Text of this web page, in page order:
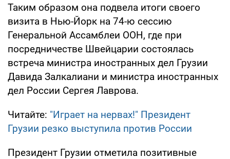
Таким образом она подвела итоги своего
визита в Нью-Йорк на 74-ю сессию
Генеральной Ассамблеи ООН, где при
посредничестве Швейцарии состоялась
встреча министра иностранных дел Грузии
Давида Залкалиани и министра иностранных
дел России Сергея Лаврова.
Читайте: "Играет на нервах!" Президент
Грузии резко выступила против России
Президент Грузии отметила позитивные